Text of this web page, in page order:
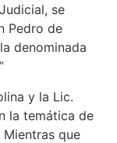
se
Pedro de
denominada
y la Lic.
la temática de
que